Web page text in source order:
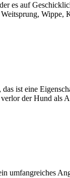
es auf
Wippe,
ist eine
der Hund als
umfangreiches